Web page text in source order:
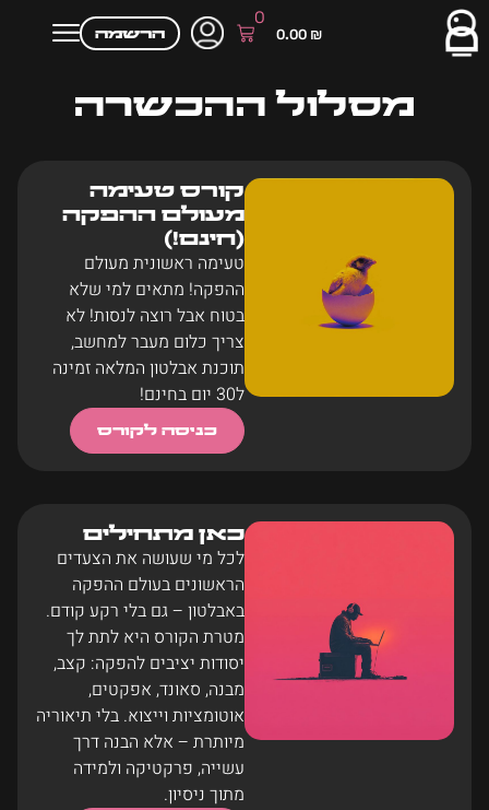
הרשמה 0.00 ₪
0
מסלול ההכשרה
קורס טעימה
מעולם ההפקה
(חינם!)
טעימה ראשונית מעולם
ההפקה! מתאים למי שלא
בטוח אבל רוצה לנסות! לא
צריך כלום מעבר למחשב,
תוכנת אבלטון המלאה זמינה
ל30 יום בחינם!
כניסה לקורס
כאן מתחילים
לכל מי שעושה את הצעדים
הראשונים בעולם ההפקה
באבלטון – גם בלי רקע קודם.
מטרת הקורס היא לתת לך
יסודות יציבים להפקה: קצב,
מבנה, סאונד, אפקטים,
אוטומציות וייצוא. בלי תיאוריה
מיותרת – אלא הבנה דרך
עשייה, פרקטיקה ולמידה
מתוך ניסיון.